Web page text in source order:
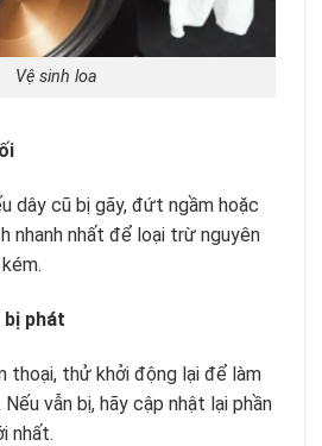
Vệ sinh loa
dây cũ bị gãy, đứt ngầm hoặc
nhanh nhất để loại trừ nguyên
phát
thoại, thử khởi động lại để làm
vẫn bị, hãy cập nhật lại phần
nhất.